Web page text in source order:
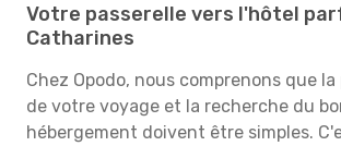
Votre passerelle vers l'hôtel
Catharines
Chez Opodo, nous comprenons que
de votre voyage et la recherche du
hébergement doivent être simples.